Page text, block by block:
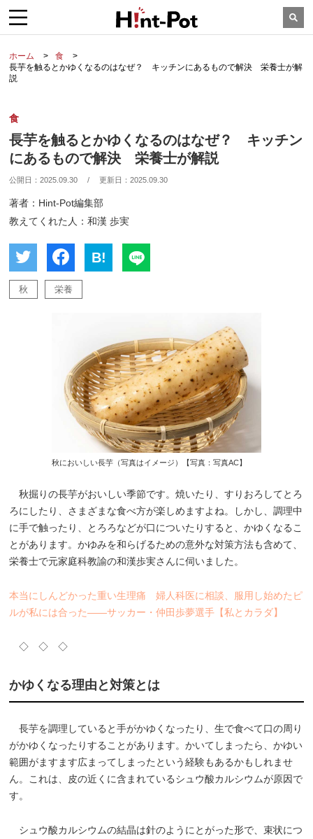
ホーム
食
長芋を触るとかゆくなるのはなぜ？ キッチンにあるもので解決 栄養士が解
説
食
長芋を触るとかゆくなるのはなぜ？ キッチン
にあるもので解決 栄養士が解説
公開日：2025.09.30 / 更新日：2025.09.30
著者：Hint-Pot編集部
教えてくれた人：和漢 歩実
B!
秋 栄養
秋においしい長芋（写真はイメージ）【写真：写真AC】
秋掘りの長芋がおいしい季節です。焼いたり、すりおろしてとろ
ろにしたり、さまざまな食べ方が楽しめますよね。しかし、調理中
に手で触ったり、とろろなどが口についたりすると、かゆくなるこ
とがあります。かゆみを和らげるための意外な対策方法も含めて、
栄養士で元家庭科教諭の和漢歩実さんに伺いました。
本当にしんどかった重い生理痛 婦人科医に相談、服用し始めたピ
ルが私には合った――サッカー・仲田歩夢選手【私とカラダ】
◇ ◇ ◇
かゆくなる理由と対策とは
長芋を調理していると手がかゆくなったり、生で食べて口の周り
がかゆくなったりすることがあります。かいてしまったら、かゆい
範囲がますます広まってしまったという経験もあるかもしれませ
ん。これは、皮の近くに含まれているシュウ酸カルシウムが原因で
す。
シュウ酸カルシウムの結晶は針のようにとがった形で、束状につ